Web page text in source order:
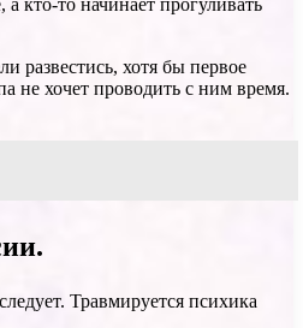
кто-то начинает прогуливать
развестись, хотя бы первое
не хочет проводить с ним время.
Травмируется психика